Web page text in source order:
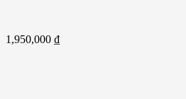
1,950,000 ₫